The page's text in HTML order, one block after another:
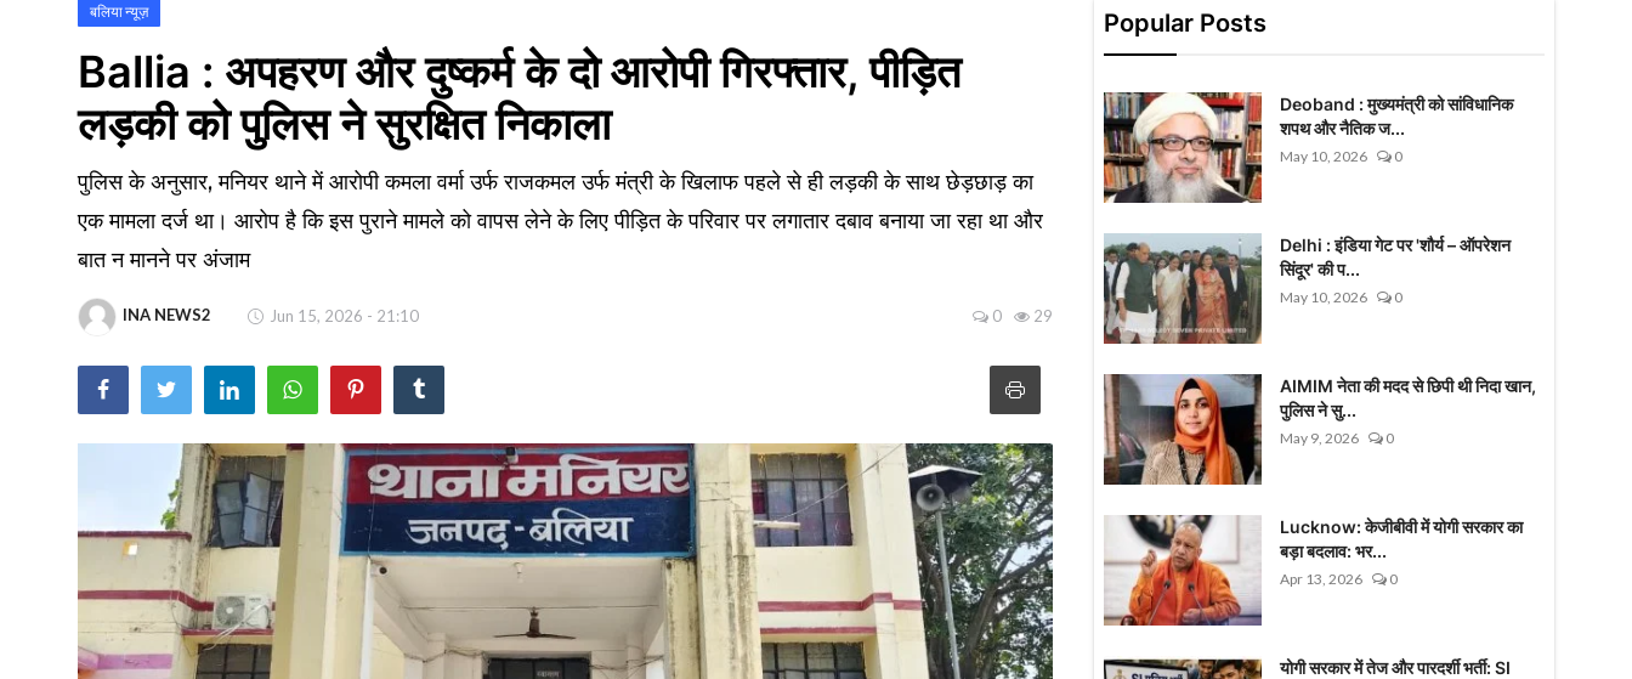
बलिया न्यूज़
Ballia : अपहरण और दुष्कर्म के दो आरोपी गिरफ्तार, पीड़ित
लड़की को पुलिस ने सुरक्षित निकाला
पुलिस के अनुसार, मनियर थाने में आरोपी कमला वर्मा उर्फ राजकमल उर्फ मंत्री के खिलाफ पहले से ही लड़की के साथ छेड़छाड़ का
एक मामला दर्ज था। आरोप है कि इस पुराने मामले को वापस लेने के लिए पीड़ित के परिवार पर लगातार दबाव बनाया जा रहा था और
बात न मानने पर अंजाम
INA NEWS2 Jun 15, 2026 - 21:10 0 29
Popular Posts
Deoband : मुख्यमंत्री को सांविधानिक
शपथ और नैतिक ज...
May 10, 2026 0
Delhi : इंडिया गेट पर 'शौर्य – ऑपरेशन
सिंदूर' की प...
May 10, 2026 0
AIMIM नेता की मदद से छिपी थी निदा खान,
पुलिस ने सु...
May 9, 2026 0
Lucknow: केजीबीवी में योगी सरकार का
बड़ा बदलाव: भर...
Apr 13, 2026 0
योगी सरकार में तेज और पारदर्शी भर्ती: SI